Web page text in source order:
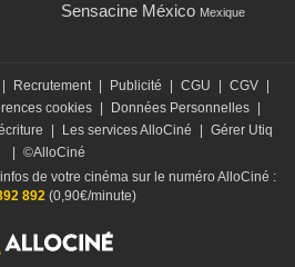
Sensacine México Mexique
Recrutement Publicité CGU CGV
cookies Données Personnelles
Les services AlloCiné
Gérer Utiq
©AlloCiné
de votre cinéma sur le numéro AlloCiné :
892(0,90€/minute)